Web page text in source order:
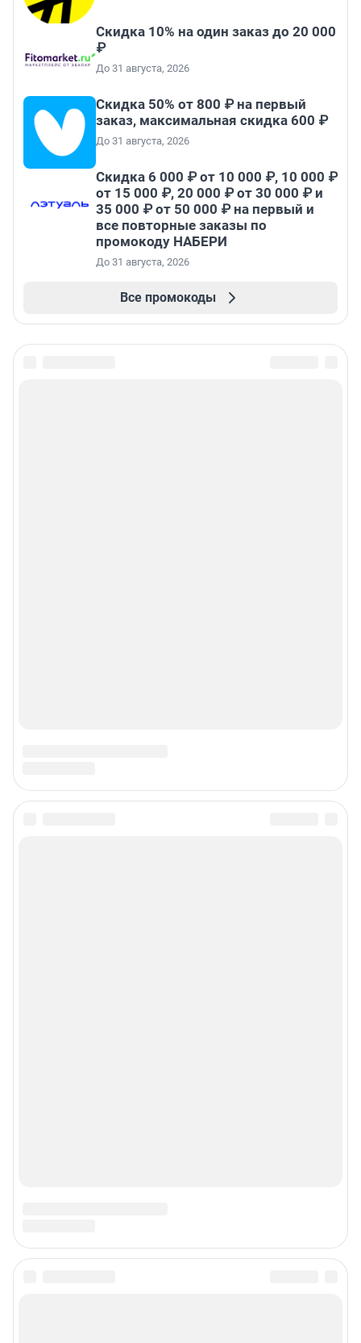
Скидка 10% на один заказ до 20 000
₽
До 31 августа, 2026
Скидка 50% от 800 ₽ на первый
заказ, максимальная скидка 600 ₽
До 31 августа, 2026
Скидка 6 000 ₽ от 10 000 ₽, 10 000 ₽
от 15 000 ₽, 20 000 ₽ от 30 000 ₽ и
35 000 ₽ от 50 000 ₽ на первый и
все повторные заказы по
промокоду НАБЕРИ
До 31 августа, 2026
Все промокоды